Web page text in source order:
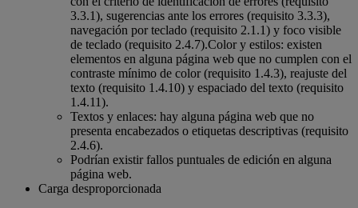
3.3.1), sugerencias ante los errores (requisito 3.3.3),
navegación por teclado (requisito 2.1.1) y foco visible
de teclado (requisito 2.4.7).Color y estilos: existen
elementos en alguna página web que no cumplen con el
contraste mínimo de color (requisito 1.4.3), reajuste del
texto (requisito 1.4.10) y espaciado del texto (requisito
1.4.11).
Textos y enlaces: hay alguna página web que no
presenta encabezados o etiquetas descriptivas (requisito
2.4.6).
Podrían existir fallos puntuales de edición en alguna
página web.
Carga desproporcionada